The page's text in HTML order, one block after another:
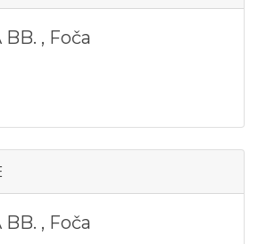
BB. , Foča
BB. , Foča